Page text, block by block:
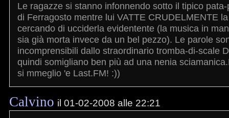
Le ragazze si stanno infonnendo sotto il tipico
di Ferragosto mentre lui VATTE CRUDELMENTE
cercando di ucciderla evidentente (la musica in
sia già morta invece da un bel pezzo). Le parole
incomprensibili dallo straordinario tromba-di-scale
quindi somigliano ben più ad una nenia
si mmeglio 'e Last.FM! :))
Calvino il 01-02-2008 alle 22:21